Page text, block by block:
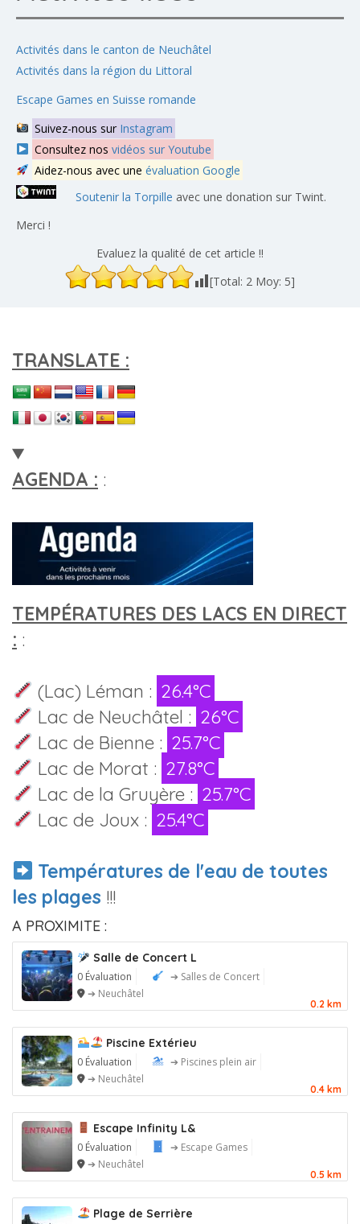
Activités dans le canton de Neuchâtel
Activités dans la région du Littoral
Escape Games en Suisse romande
Suivez-nous sur Instagram
Consultez nos vidéos sur Youtube
Aidez-nous avec une évaluation Google
Soutenir la Torpille avec une donation sur Twint.
Merci !
Evaluez la qualité de cet article !!
[Total: 2 Moy: 5]
TRANSLATE :
AGENDA : :
TEMPÉRATURES DES LACS EN DIRECT
: :
(Lac) Léman : 26.4°C
Lac de Neuchâtel : 26°C
Lac de Bienne : 25.7°C
Lac de Morat : 27.8°C
Lac de la Gruyère : 25.7°C
Lac de Joux : 25.4°C
Températures de l'eau de toutes
les plages !!!
A PROXIMITE :
Salle de Concert L
0 Évaluation
➔ Salles de Concert
➔ Neuchâtel
0.2 km
Piscine Extérieu
0 Évaluation
➔ Piscines plein air
➔ Neuchâtel
0.4 km
Escape Infinity L&
0 Évaluation
➔ Escape Games
➔ Neuchâtel
0.5 km
Plage de Serrière